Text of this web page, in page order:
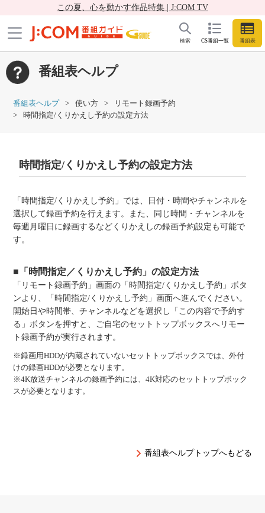
この夏、心を動かす作品特集 | J:COM TV
CS番組一覧 番組表
検索
番組表ヘルプ
番組表ヘルプ 使い方
リモート録画予約
時間指定/くりかえし予約の設定方法
時間指定/くりかえし予約の設定方法
「時間指定/くりかえし予約」では、日付・時間やチャンネルを
選択して録画予約を行えます。また、同じ時間・チャンネルを
毎週月曜日に録画するなどくりかえしの録画予約設定も可能で
す。
■「時間指定／くりかえし予約」の設定方法
「リモート録画予約」画面の「時間指定/くりかえし予約」ボタ
ンより、「時間指定/くりかえし予約」画面へ進んでください。
開始日や時間帯、チャンネルなどを選択し「この内容で予約す
る」ボタンを押すと、ご自宅のセットトップボックスへリモー
ト録画予約が実行されます。
※録画用HDDが内蔵されていないセットトップボックスでは、外付
けの録画HDDが必要となります。
※4K放送チャンネルの録画予約には、4K対応のセットトップボック
スが必要となります。
番組表ヘルプトップへもどる